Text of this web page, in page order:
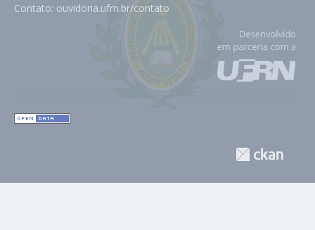
Contato: ouvidoria.ufrn.br/contato